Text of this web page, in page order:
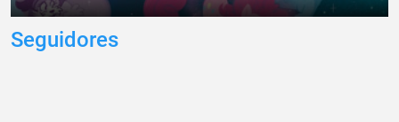
Seguidores